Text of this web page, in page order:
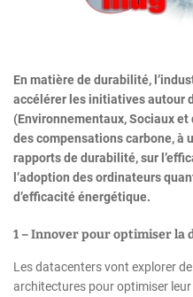
En matière de durabilité,
accélérer les initiatives autour
(Environnementaux, Sociaux
des compensations carbone, à
rapports de durabilité, sur
l’adoption des ordinateurs
d’efficacité énergétique.
1 – Innover pour optimiser la
Les datacenters vont explorer
architectures pour optimiser